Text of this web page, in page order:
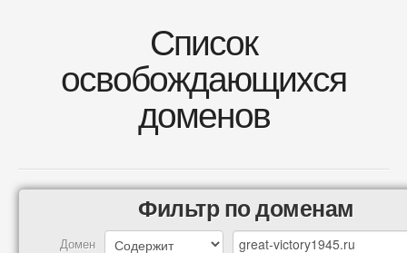
Список
освобождающихся
доменов
Фильтр по доменам
Домен